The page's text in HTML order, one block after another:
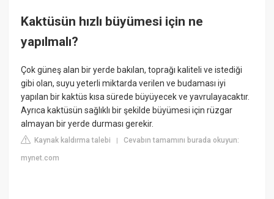
Kaktüsün hızlı büyümesi için ne
yapılmalı?
Çok güneş alan bir yerde bakılan, toprağı kaliteli ve istediği
gibi olan, suyu yeterli miktarda verilen ve budaması iyi
yapılan bir kaktüs kısa sürede büyüyecek ve yavrulayacaktır.
Ayrıca kaktüsün sağlıklı bir şekilde büyümesi için rüzgar
almayan bir yerde durması gerekir.
Kaynak kaldırma talebi |Cevabın tamamını burada okuyun:
mynet.com